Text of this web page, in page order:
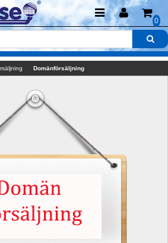
0
Domänförsäljning